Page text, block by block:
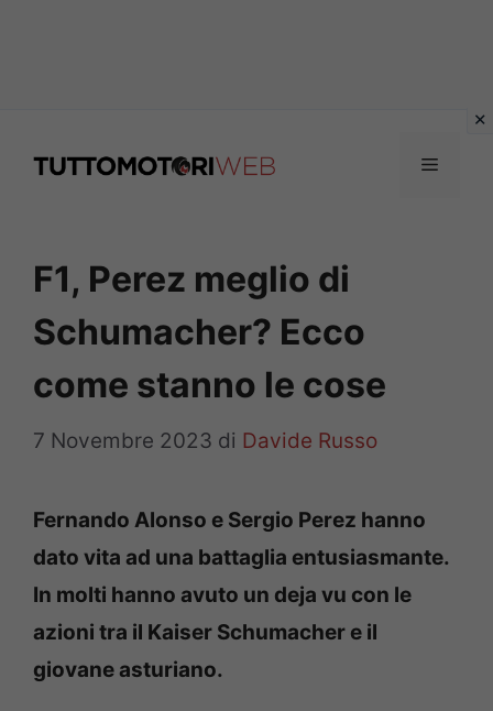
Menu
F1, Perez meglio di
Schumacher? Ecco
come stanno le cose
7 Novembre 2023 di Davide Russo
Fernando Alonso e Sergio Perez hanno
dato vita ad una battaglia entusiasmante.
In molti hanno avuto un deja vu con le
azioni tra il Kaiser Schumacher e il
giovane asturiano.